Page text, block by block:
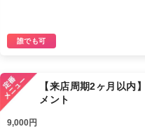
誰でも可
【来店周期2ヶ月以内
メント
9,000円